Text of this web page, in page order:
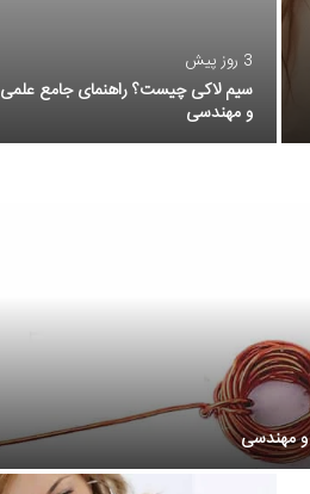
3 روز پیش
سیم لاکی چیست؟ راهنمای جامع علمی
و مهندسی
مهندسی